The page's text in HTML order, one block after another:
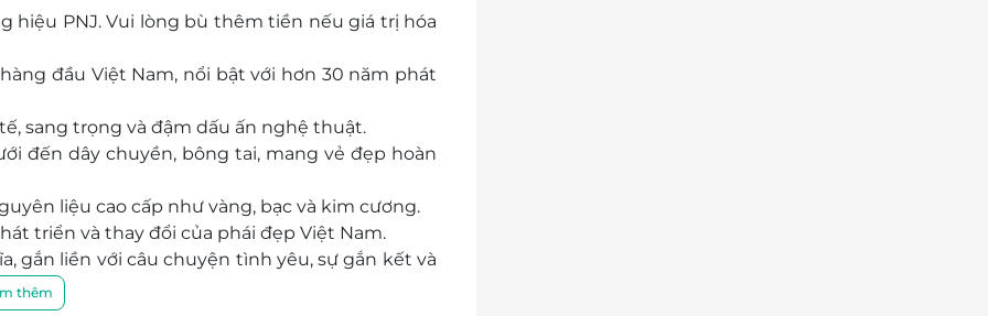
50 Lê Văn Việt, P. Tăng Nhơn Phú A, Quận 9, Hồ Chí
Minh
Chí Minh
5, P. Bình Trị Đông B, Quận Bình Tân, Hồ Chí
Minh
PNJ. Vui lòng bù thêm tiền nếu giá trị hóa
đầu Việt Nam, nổi bật với hơn 30 năm phát
sang trọng và đậm dấu ấn nghệ thuật.
đến dây chuyền, bông tai, mang vẻ đẹp hoàn
liệu cao cấp như vàng, bạc và kim cương.
triển và thay đổi của phái đẹp Việt Nam.
gắn liền với câu chuyện tình yêu, sự gắn kết và
thêm